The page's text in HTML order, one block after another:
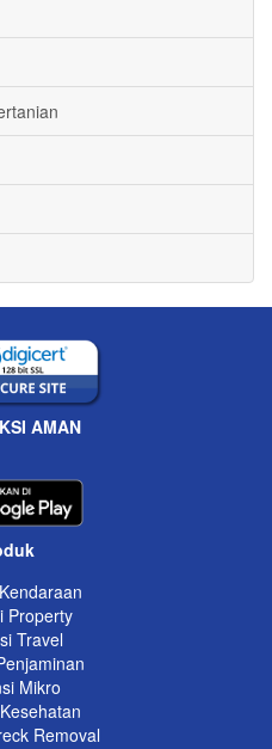
AMAN
Property
Travel
Mikro
Removal